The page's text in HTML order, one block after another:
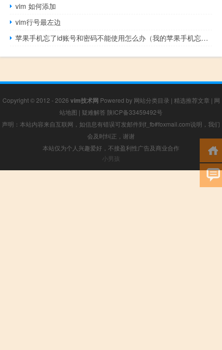
vim 如何添加
vim行号最左边
苹果手机忘了id账号和密码不能使用怎么办（我的苹果手机忘了ID密码要怎样才能找回呀）
Copyright © 2012 - 2026 vim技术网 Powered by 网站分类目录 | 精选推荐文章 | 网
站地图 | 疑难解答 陕ICP备33459492号
声明：本站内容来自互联网，如信息有错误可发邮件到f_fb#foxmail.com说明，我们
会及时纠正，谢谢
本站仅为个人兴趣爱好，不接盈利性广告及商业合作
小男孩